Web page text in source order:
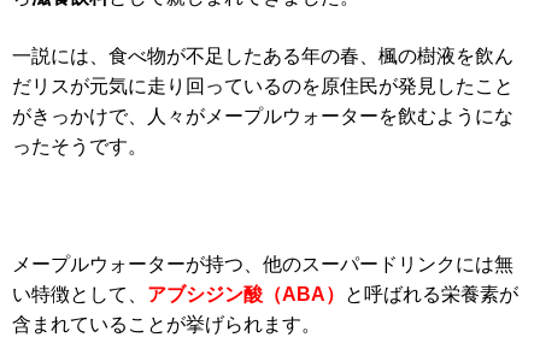
一説には、食べ物が不足したある年の春、楓の樹液を飲ん
だリスが元気に走り回っているのを原住民が発見したこと
がきっかけで、人々がメープルウォーターを飲むようにな
ったそうです。
メープルウォーターが持つ、他のスーパードリンクには無
い特徴として、 アブシジン酸（ABA）
と呼ばれる栄養素が
含まれていることが挙げられます。